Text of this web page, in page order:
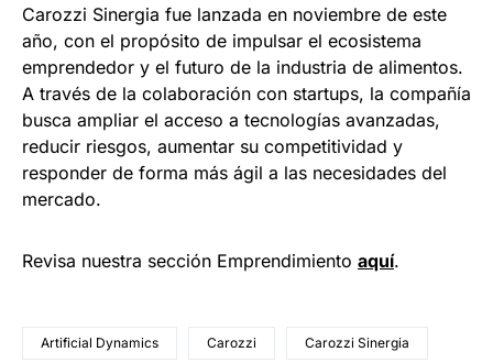
Carozzi Sinergia fue lanzada en noviembre de este
año, con el propósito de impulsar el ecosistema
emprendedor y el futuro de la industria de alimentos.
A través de la colaboración con startups, la compañía
busca ampliar el acceso a tecnologías avanzadas,
reducir riesgos, aumentar su competitividad y
responder de forma más ágil a las necesidades del
mercado.
Revisa nuestra sección Emprendimiento aquí.
Artificial Dynamics Carozzi Carozzi Sinergia